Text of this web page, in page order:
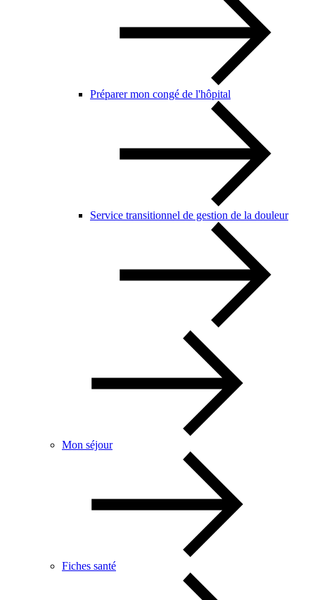
Préparer mon congé de l'hôpital
Service transitionnel de gestion de la douleur
Mon séjour
Fiches santé